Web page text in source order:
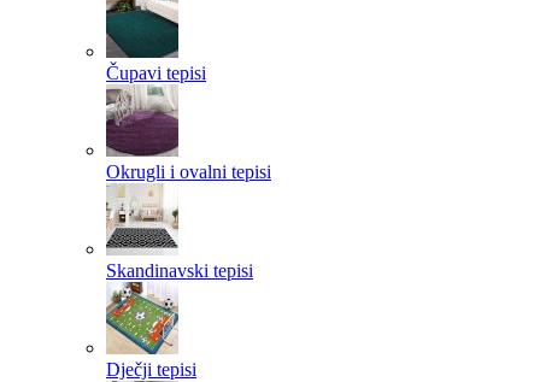
Čupavi tepisi
Okrugli i ovalni tepisi
Skandinavski tepisi
Dječji tepisi